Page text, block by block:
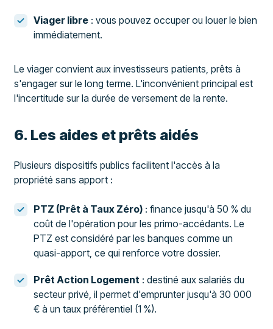
Viager libre : vous pouvez occuper ou louer le bien
immédiatement.
Le viager convient aux investisseurs patients, prêts à
s'engager sur le long terme. L'inconvénient principal est
l'incertitude sur la durée de versement de la rente.
6. Les aides et prêts aidés
Plusieurs dispositifs publics facilitent l'accès à la
propriété sans apport :
PTZ (Prêt à Taux Zéro) : finance jusqu'à 50 % du
coût de l'opération pour les primo-accédants. Le
PTZ est considéré par les banques comme un
quasi-apport, ce qui renforce votre dossier.
Prêt Action Logement : destiné aux salariés du
secteur privé, il permet d'emprunter jusqu'à 30 000
€ à un taux préférentiel (1 %).